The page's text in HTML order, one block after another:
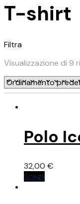
T-shirt
Filtra
Visualizzazione di 9
Polo
32,00 €
Scegli